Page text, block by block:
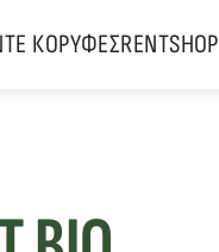
ΚΟΡΥΦΕΣRENTSHOP